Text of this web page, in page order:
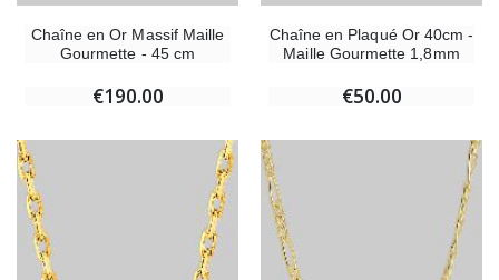
Chaîne en Or Massif Maille
Gourmette - 45 cm
€190.00
Chaîne en Plaqué Or 40cm -
Maille Gourmette 1,8mm
€50.00